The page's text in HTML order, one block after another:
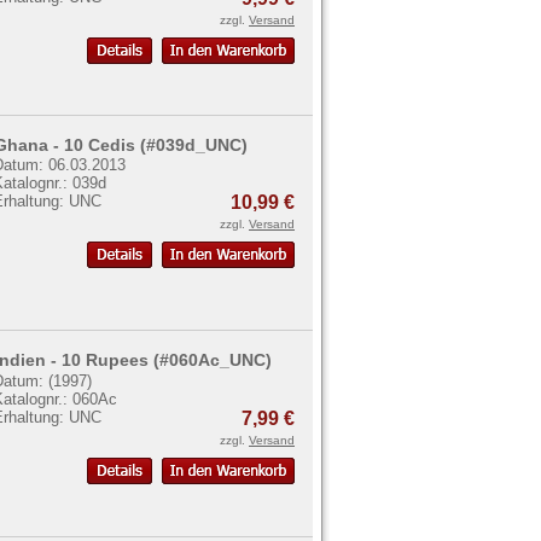
zzgl. Versand
- 10 Cedis (#039d_UNC)
06.03.2013
039d
UNC
10,99 €
zzgl. Versand
- 10 Rupees (#060Ac_UNC)
(1997)
060Ac
UNC
7,99 €
zzgl. Versand